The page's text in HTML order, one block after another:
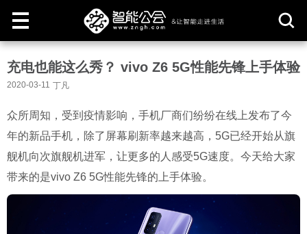
取
充电也能这么秀？ vivo Z6 5G性能先锋上手体验
2020-03-11 丁凡
众所周知，受到疫情影响，手机厂商们纷纷在线上发布了今
年的新品手机，除了屏幕刷新率越来越高，5G已经开始从旗
舰机向次旗舰机进军，让更多的人感受5G速度。今天给大家
带来的是vivo Z6 5G性能先锋的上手体验。